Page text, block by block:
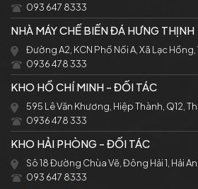
093 647 8333
NHÀ MÁY CHẾ BIẾN ĐÁ HƯNG THỊNH
Đường A2, KCN Phố Nối A, Xã Lạc
0936 478 333
KHO HỒ CHÍ MINH - ĐỐI TÁC
595 Lê Văn Khương, Hiệp Thành, Q12,
0936 478 333
KHO HẢI PHÒNG - ĐỐI TÁC
Sô 18 Đường Chùa Vẽ, Đông Hải 1, Hải
093 647 8333